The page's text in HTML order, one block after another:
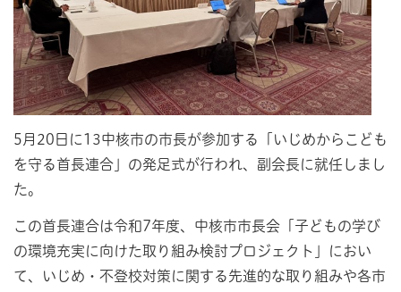
5月20日に13中核市の市長が参加する「いじめからこども
を守る首長連合」の発足式が行われ、副会長に就任しまし
た。
この首長連合は令和7年度、中核市市長会「子どもの学び
の環境充実に向けた取り組み検討プロジェクト」におい
て、いじめ・不登校対策に関する先進的な取り組みや各市